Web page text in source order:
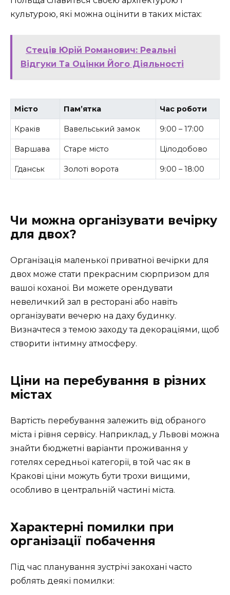
культурою, які можна оцінити в таких містах:
Стеців Юрій Романович: Реальні
Відгуки Та Оцінки Його Діяльності
Місто Пам’ятка Час роботи
Краків Вавельський замок 9:00 – 17:00
Варшава Старе місто Цілодобово
Гданськ Золоті ворота 9:00 – 18:00
Чи можна організувати вечірку
для двох?
Організація маленької приватної вечірки для
двох може стати прекрасним сюрпризом для
вашої коханої. Ви можете орендувати
невеличкий зал в ресторані або навіть
організувати вечерю на даху будинку.
Визначтеся з темою заходу та декораціями, щоб
створити інтимну атмосферу.
Ціни на перебування в різних
містах
Вартість перебування залежить від обраного
міста і рівня сервісу. Наприклад, у Львові можна
знайти бюджетні варіанти проживання у
готелях середньої категорії, в той час як в
Кракові ціни можуть бути трохи вищими,
особливо в центральній частині міста.
Характерні помилки при
організації побачення
Під час планування зустрічі закохані часто
роблять деякі помилки: